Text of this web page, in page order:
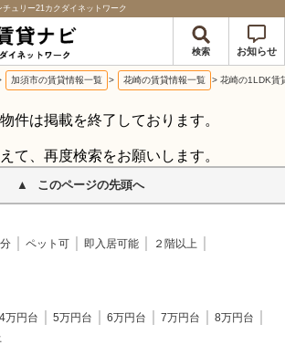
ュリー21カクダイネットワーク
検索 お知らせ
加須市の賃貸情報一覧 > 花崎の賃貸情報一覧 > 花崎の1LDK賃
件は掲載を終了しております。
て、再度検索をお願いします。
このページの先頭へ
ペット可 即入居可能
２階以上
4万円台 5万円台 6万円台 7万円台
8万円台